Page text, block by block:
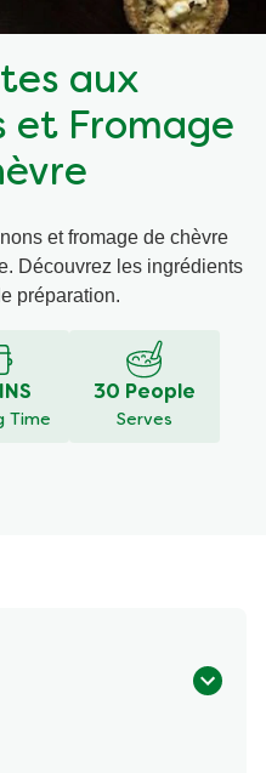
aux
et Fromage
et fromage de chèvre
Découvrez les ingrédients
préparation.
Time
30 People
Serves